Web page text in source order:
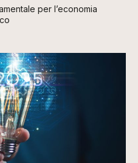
per l’economia